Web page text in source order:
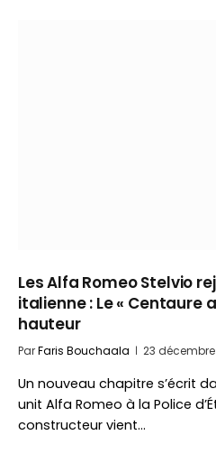
Les Alfa Romeo Stelvio
italienne : Le « Centaure
hauteur
ParFaris Bouchaala 23
Un nouveau chapitre s’écrit
unit Alfa Romeo à la Police
constructeur vient…